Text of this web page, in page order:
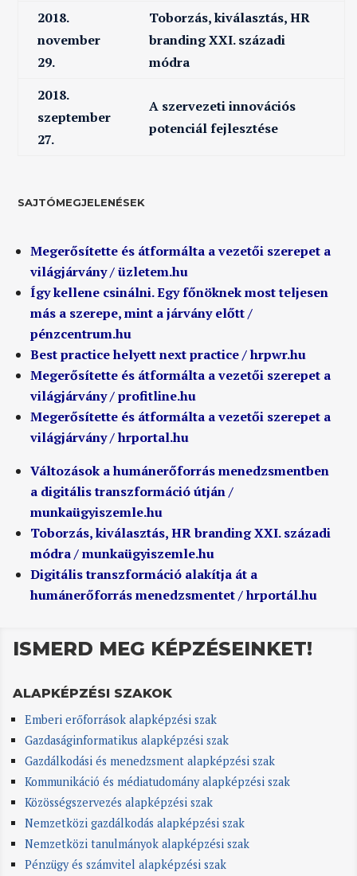
2018.
november
29.
Toborzás, kiválasztás, HR
branding XXI. századi
módra
2018.
szeptember
27.
A szervezeti innovációs
potenciál fejlesztése
SAJTÓMEGJELENÉSEK
Megerősítette és átformálta a vezetői szerepet a
világjárvány / üzletem.hu
Így kellene csinálni. Egy főnöknek most teljesen
más a szerepe, mint a járvány előtt /
pénzcentrum.hu
Best practice helyett next practice / hrpwr.hu
Megerősítette és átformálta a vezetői szerepet a
világjárvány / profitline.hu
Megerősítette és átformálta a vezetői szerepet a
világjárvány / hrportal.hu
Változások a humánerőforrás menedzsmentben
a digitális transzformáció útján /
munkaügyiszemle.hu
Toborzás, kiválasztás, HR branding XXI. századi
módra / munkaügyiszemle.hu
Digitális transzformáció alakítja át a
humánerőforrás menedzsmentet / hrportál.hu
ISMERD MEG KÉPZÉSEINKET!
ALAPKÉPZÉSI SZAKOK
Emberi erőforrások alapképzési szak
Gazdaságinformatikus alapképzési szak
Gazdálkodási és menedzsment alapképzési szak
Kommunikáció és médiatudomány alapképzési szak
Közösségszervezés alapképzési szak
Nemzetközi gazdálkodás alapképzési szak
Nemzetközi tanulmányok alapképzési szak
Pénzügy és számvitel alapképzési szak